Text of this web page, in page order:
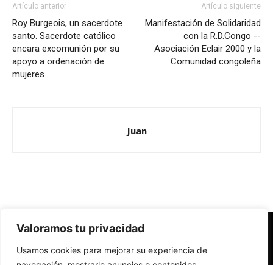
Valoramos tu privacidad
Usamos cookies para mejorar su experiencia de
Artículo anterior
Roy Burgeois, un sacerdote
santo. Sacerdote católico
encara excomunión por su
apoyo a ordenación de
mujeres
Artículo siguiente
Manifestación de Solidaridad
con la R.D.Congo --
Asociación Eclair 2000 y la
Comunidad congoleña
Juan
Redes Cristianas
Una mirada alternativa sobre la Iglesia católica y la sociedad
- Colectivos de Redes Cristianas